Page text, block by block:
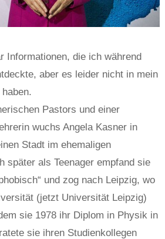
Informationen, die ich während
aber es leider nicht in mein
Pastors und einer
wuchs Angela Kasner in
Stadt im ehemaligen
später als Teenager empfand sie
und zog nach Leipzig, wo
(jetzt Universität Leipzig)
sie 1978 ihr Diplom in Physik in
sie ihren Studienkollegen